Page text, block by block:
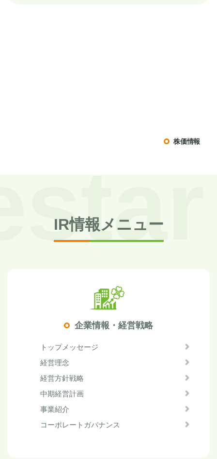
株価情報
IR情報メニュー
企業情報・経営戦略
トップメッセージ
経営理念
経営方針戦略
中期経営計画
事業紹介
コーポレートガバナンス